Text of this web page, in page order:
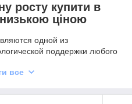
росту купити в
ціною
одной из
поддержки любого
достичь определённых
эффективно
все